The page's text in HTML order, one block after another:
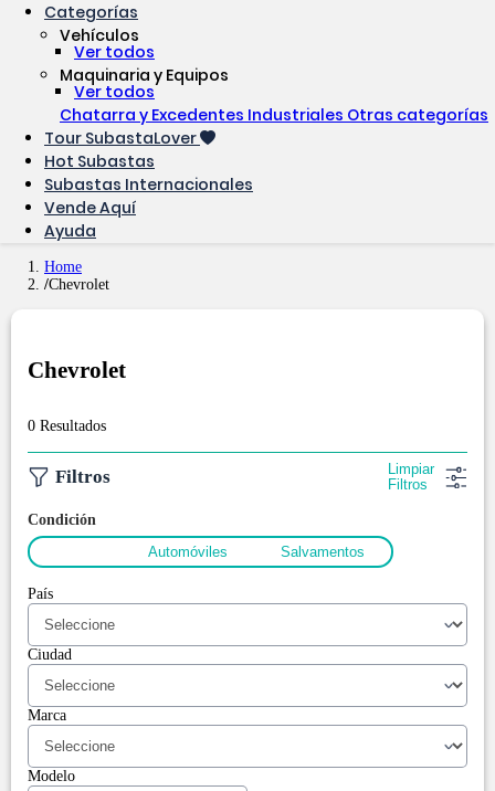
Categorías
Vehículos
Ver todos
Maquinaria y Equipos
Ver todos
Chatarra y Excedentes Industriales Otras categorías
Tour SubastaLover
Hot Subastas
Subastas Internacionales
Vende Aquí
Ayuda
Home
Chevrolet
Chevrolet
0 Resultados
Filtros
Limpiar
Filtros
Condición
Automóviles Salvamentos
País
Ciudad
Marca
Modelo